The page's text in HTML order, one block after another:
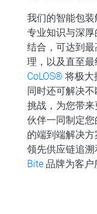
我们的智能包
专业知识与深
结合，可达到
理，以及直至最
CoLOS® 将极大
同时还可解决
挑战，为您带
伙伴一同制定
的端到端解决
领先供应链追
Bite 品牌为客户